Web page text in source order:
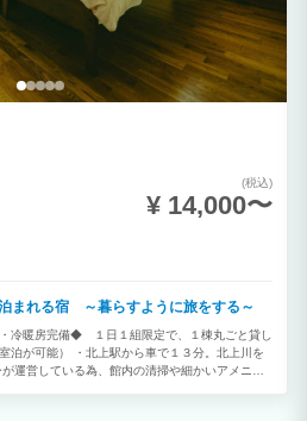
(税込)
¥ 14,000〜
まれる宿 ～暮らすように旅をする～
冷暖房完備◆ １日１組限定で、１棟丸ごと貸し
泊が可能） ・北上駅から車で１３分。北上川を
運営している為、館内の清掃や細かいアメニテ